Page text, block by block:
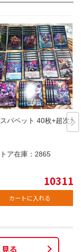
パペット 40枚+超次元1
ア在庫： 2865
10311
カートに入れる
る